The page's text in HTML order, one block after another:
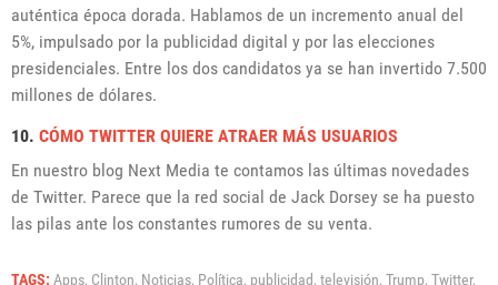
auténtica época dorada. Hablamos de un incremento anual del
5%, impulsado por la publicidad digital y por las elecciones
presidenciales. Entre los dos candidatos ya se han invertido 7.500
millones de dólares.
10. CÓMO TWITTER QUIERE ATRAER MÁS USUARIOS
En nuestro blog Next Media te contamos las últimas novedades
de Twitter. Parece que la red social de Jack Dorsey se ha puesto
las pilas ante los constantes rumores de su venta.
TAGS: Apps, Clinton, Noticias, Política, publicidad, televisión, Trump, Twitter,